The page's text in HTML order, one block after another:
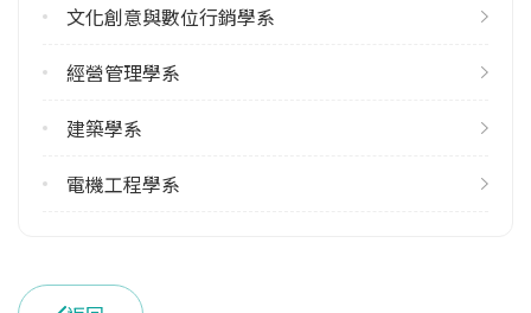
4
學系電話
苗栗縣苗栗市南勢里聯大2號
文化創意與數位行銷學系
經營管理學系
建築學系
電機工程學系